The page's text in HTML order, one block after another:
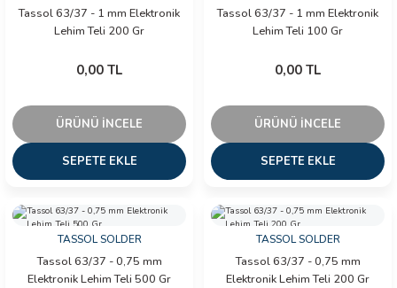
Tassol 63/37 - 1 mm Elektronik
Lehim Teli 200 Gr
0,00 TL
ÜRÜNÜ İNCELE
SEPETE EKLE
Tassol 63/37 - 1 mm Elektronik
Lehim Teli 100 Gr
0,00 TL
ÜRÜNÜ İNCELE
SEPETE EKLE
TASSOL SOLDER
Tassol 63/37 - 0,75 mm
Elektronik Lehim Teli 500 Gr
TASSOL SOLDER
Tassol 63/37 - 0,75 mm
Elektronik Lehim Teli 200 Gr